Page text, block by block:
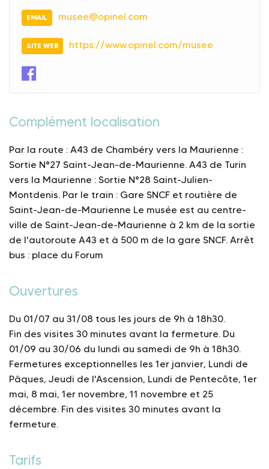
EMAIL musee@opinel.com
SITE WEB https://www.opinel.com/musee
Complément localisation
Par la route : A43 de Chambéry vers la Maurienne :
Sortie N°27 Saint-Jean-de-Maurienne. A43 de Turin
vers la Maurienne : Sortie N°28 Saint-Julien-
Montdenis. Par le train : Gare SNCF et routière de
Saint-Jean-de-Maurienne Le musée est au centre-
ville de Saint-Jean-de-Maurienne à 2 km de la sortie
de l'autoroute A43 et à 500 m de la gare SNCF. Arrêt
bus : place du Forum
Ouvertures
Du 01/07 au 31/08 tous les jours de 9h à 18h30.
Fin des visites 30 minutes avant la fermeture. Du
01/09 au 30/06 du lundi au samedi de 9h à 18h30.
Fermetures exceptionnelles les 1er janvier, Lundi de
Pâques, Jeudi de l'Ascension, Lundi de Pentecôte, 1er
mai, 8 mai, 1er novembre, 11 novembre et 25
décembre. Fin des visites 30 minutes avant la
fermeture.
Tarifs